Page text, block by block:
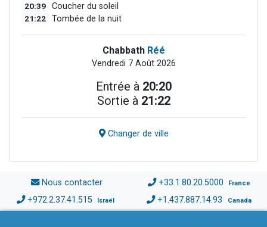
20:39 Coucher du soleil
21:22 Tombée de la nuit
Chabbath Réé
Vendredi 7 Août 2026
Entrée à 20:20
Sortie à 21:22
Changer de ville
Nous contacter +33.1.80.20.5000 France
+972.2.37.41.515 Israël +1.437.887.14.93 Canada